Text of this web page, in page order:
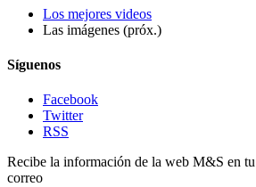
Los mejores videos
Las imágenes (próx.)
Síguenos
Facebook
Twitter
RSS
Recibe la información de la web M&S en tu
correo